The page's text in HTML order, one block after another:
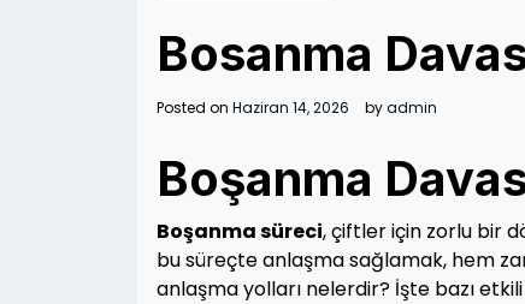
Bosanma
Posted on Haziran 14, 2026 byadmin
Boşanma
Boşanma süreci, çiftler için zorlu bir
bu süreçte anlaşma sağlamak, hem
anlaşma yolları nelerdir? İşte bazı